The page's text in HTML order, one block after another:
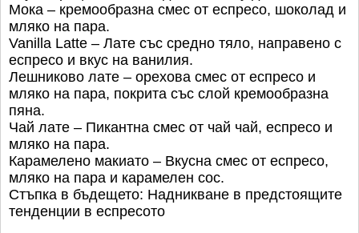
Мока – кремообразна смес от еспресо, шоколад и
мляко на пара.
Vanilla Latte – Лате със средно тяло, направено с
еспресо и вкус на ванилия.
Лешниково лате – орехова смес от еспресо и
мляко на пара, покрита със слой кремообразна
пяна.
Чай лате – Пикантна смес от чай чай, еспресо и
мляко на пара.
Карамелено макиато – Вкусна смес от еспресо,
мляко на пара и карамелен сос.
Стъпка в бъдещето: Надникване в предстоящите
тенденции в еспресото